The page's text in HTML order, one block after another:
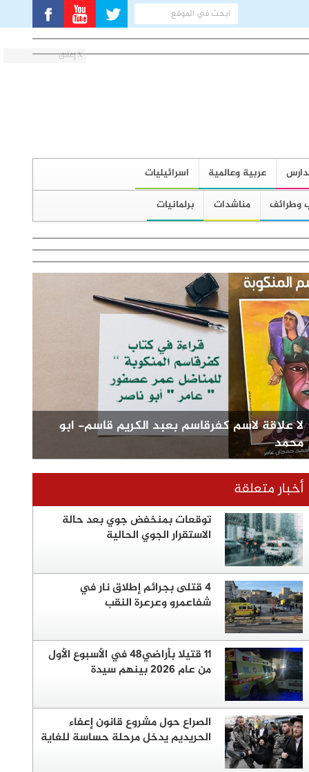
X إغلاق
عربية وعالمية
اسرائيليات
وطرائف
مناشدات برلمانيات
لا علاقة لاسم كفرقاسم بعبد الكريم قاسم- ابو
محمد
أخبار متعلقة
توقعات بمنخفض جوي بعد حالة
الاستقرار الجوي الحالية
4 قتلى بجرائم إطلاق نار في
شفاعمرو وعرعرة النقب
11 قتيلا بأراضي48 في الأسبوع الأول
من عام 2026 بينهم سيدة
الصراع حول مشروع قانون إعفاء
الحريديم يدخل مرحلة حساسة للغاية